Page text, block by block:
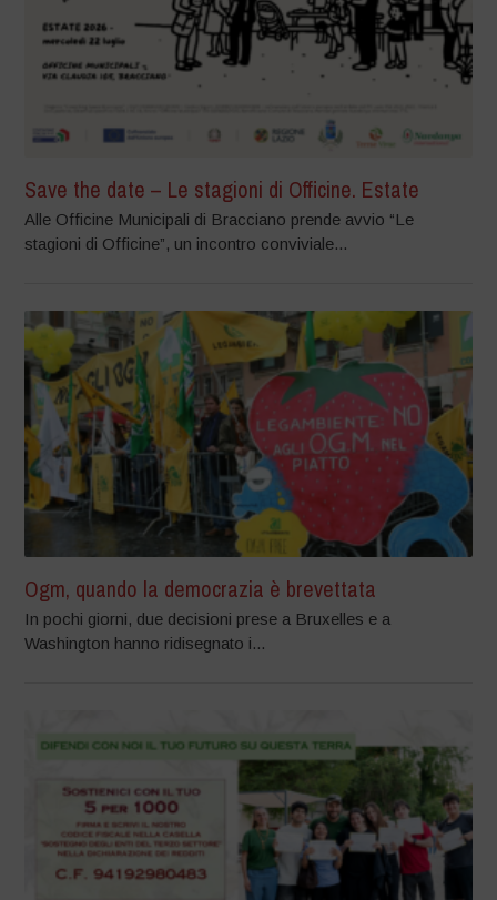
Save the date – Le stagioni di Officine. Estate
Alle Officine Municipali di Bracciano prende avvio “Le
stagioni di Officine”, un incontro conviviale...
Ogm, quando la democrazia è brevettata
In pochi giorni, due decisioni prese a Bruxelles e a
Washington hanno ridisegnato i...